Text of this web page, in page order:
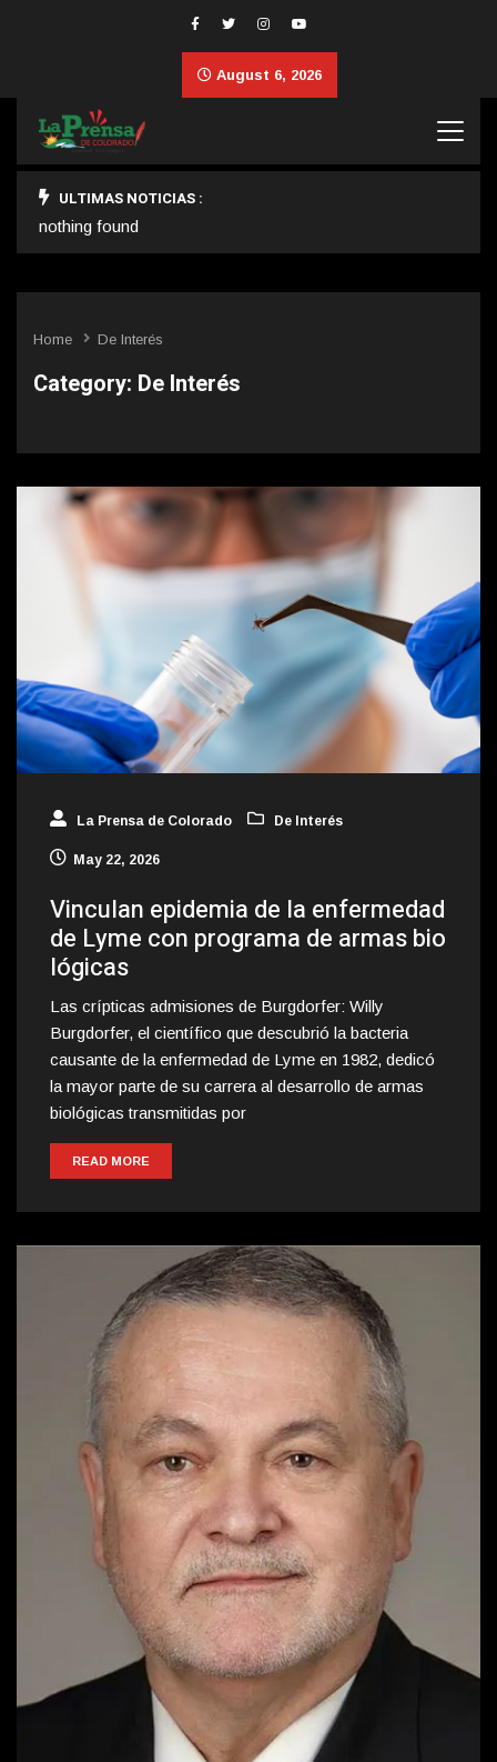
August 6, 2026
ULTIMAS NOTICIAS :
nothing found
Home De Interés
Category: De Interés
La Prensa de Colorado De Interés
May 22, 2026
Vinculan epidemia de la enfermedad
de Lyme con programa de armas bio
lógicas
Las crípticas admisiones de Burgdorfer: Willy
Burgdorfer, el científico que descubrió la bacteria
causante de la enfermedad de Lyme en 1982, dedicó
la mayor parte de su carrera al desarrollo de armas
biológicas transmitidas por
READ MORE